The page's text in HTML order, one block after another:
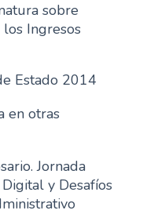
sobre
Ingresos
Estado 2014
en otras
Jornada
y Desafíos